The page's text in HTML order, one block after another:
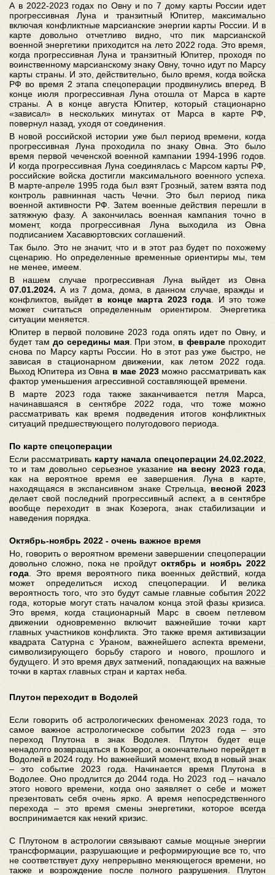
А в 2022-2023 годах по Овну и по 7 дому карты России идет
прогрессивная Луна и транзитный Юпитер, максимально
включая конфликтные марсианские энергии карты России. И в
карте довольно отчетливо видно, что пик марсианской
военной энергетики приходится на лето 2022 года. Это время,
когда прогрессивная Луна и транзитный Юпитер, проходя по
воинственному марсианскому знаку Овну, точно идут по Марсу
карты страны. И это, действительно, было время, когда войска
РФ во время 2 этапа спецоперации продвинулись вперед. В
конце июля прогрессивная Луна отошла от Марса в карте
страны. А в конце августа Юпитер, который стационарно
«зависал» в нескольких минутах от Марса в карте РФ,
повернул назад, уходя от соединения.
В новой российской истории уже был период времени, когда
прогрессивная Луна проходила по знаку Овна. Это было
время первой чеченской военной кампании 1994-1996 годов.
И когда прогрессивная Луна соединялась с Марсом карты РФ,
российские войска достигли максимального военного успеха.
В марте-апреле 1995 года был взят Грозный, затем взята под
контроль равнинная часть Чечни. Это был период пика
военной активности РФ. Затем военные действия перешли в
затяжную фазу. А закончилась военная кампания точно в
момент, когда прогрессивная Луна выходила из Овна
подписанием Хасавюртовских соглашений.
Так было. Это не значит, что и в этот раз будет по похожему
сценарию. Но определенные временные ориентиры мы, тем
не менее, имеем.
В нашем случае прогрессивная Луна выйдет из Овна
07.01.2024. А из 7 дома, дома, в данном случае, вражды и
конфликтов, выйдет в конце марта 2023 года . И это тоже
может считаться определенным ориентиром. Энергетика
ситуации меняется.
Юпитер в первой половине 2023 года опять идет по Овну, и
будет там до середины мая. При этом, в феврале проходит
снова по Марсу карты России. Но в этот раз уже быстро, не
зависая в стационарном движении, как летом 2022 года.
Выход Юпитера из Овна в мае 2023можно рассматривать как
фактор уменьшения агрессивной составляющей времени.
В марте 2023 года также заканчивается петля Марса,
начинавшаяся в сентябре 2022 года, что тоже можно
рассматривать как время подведения итогов конфликтных
ситуаций предшествующего полугодового периода.
По карте спецоперации
Если рассматривать карту начала спецоперации 24.02.2022
то и там довольно серьезное указание на весну 2023 года
как на вероятное время ее завершения. Луна в карте,
находящаяся в экспансивном знаке Стрельца, весной 2023
делает свой последний прогрессивный аспект, а в сентябре
вообще переходит в знак Козерога, знак стабилизации и
наведения порядка.
Октябрь-ноябрь 2022 - очень важное время
Но, говорить о вероятном времени завершении спецоперации
довольно сложно, пока не пройдут октябрь и ноябрь 2022
года . Это время вероятного пика военных действий, когда
может определиться исход спецоперации. И велика
вероятность того, что это будут самые главные события 2022
года, которые могут стать началом конца этой фазы кризиса.
Это время, когда стационарный Марс в своем петлевом
движении одновременно включит важнейшие точки карт
главных участников конфликта. Это также время активизации
квадрата Сатурна с Ураном, важнейшего аспекта времени,
символизирующего борьбу старого и нового, прошлого и
будущего. И это время двух затмений, попадающих на важные
точки в картах главных стран и картах неба.
Плутон переходит в Водолей
Если говорить об астрологических феноменах 2023 года, то
самое важное астрологическое событии 2023 года – это
переход Плутона в знак Водолея. Плутон будет еще
ненадолго возвращаться в Козерог, а окончательно перейдет в
Водолей в 2024 году. Но важнейший момент, вход в новый знак
– это событие 2023 года. Начинается время Плутона в
Водолее. Оно продлится до 2044 года. Но 2023 год – начало
этого нового времени, когда оно заявляет о себе и может
презентовать себя очень ярко. А время непосредственного
перехода – это время смены энергетики, которое всегда
воспринимается как некий кризис.
С Плутоном в астрологии связывают самые мощные энергии
трансформации, разрушающие и реформирующие все то, что
не соответствует духу непрерывно меняющегося времени, но
также и возрождение после полного разрушения. Плутон